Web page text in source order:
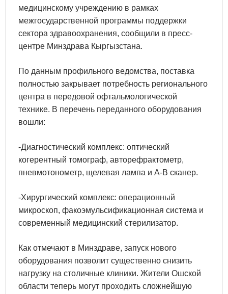
медицинскому учреждению в рамках
межгосударственной программы поддержки
сектора здравоохранения, сообщили в пресс-
центре Минздрава Кыргызстана.
По данным профильного ведомства, поставка
полностью закрывает потребность регионального
центра в передовой офтальмологической
технике. В перечень переданного оборудования
вошли:
-Диагностический комплекс: оптический
когерентный томограф, авторефрактометр,
пневмотонометр, щелевая лампа и А-В сканер.
-Хирургический комплекс: операционный
микроскоп, факоэмульсификационная система и
современный медицинский стерилизатор.
Как отмечают в Минздраве, запуск нового
оборудования позволит существенно снизить
нагрузку на столичные клиники. Жители Ошской
области теперь могут проходить сложнейшую